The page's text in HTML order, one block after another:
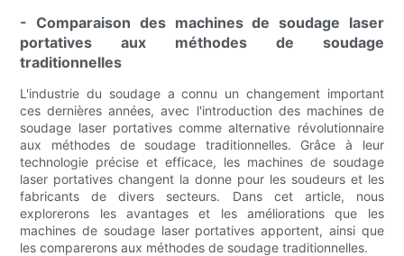
- Comparaison des machines de soudage laser
portatives aux méthodes de soudage
traditionnelles
L'industrie du soudage a connu un changement important
ces dernières années, avec l'introduction des machines de
soudage laser portatives comme alternative révolutionnaire
aux méthodes de soudage traditionnelles. Grâce à leur
technologie précise et efficace, les machines de soudage
laser portatives changent la donne pour les soudeurs et les
fabricants de divers secteurs. Dans cet article, nous
explorerons les avantages et les améliorations que les
machines de soudage laser portatives apportent, ainsi que
les comparerons aux méthodes de soudage traditionnelles.